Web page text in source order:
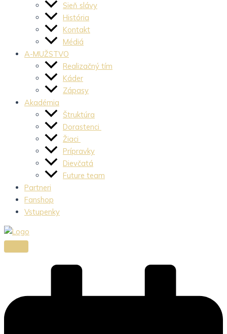
Sieň slávy
História
Kontakt
Médiá
A-MUŽSTVO
Realizačný tím
Káder
Zápasy
Akadémia
Štruktúra
Dorastenci
Žiaci
Prípravky
Dievčatá
Future team
Partneri
Fanshop
Vstupenky